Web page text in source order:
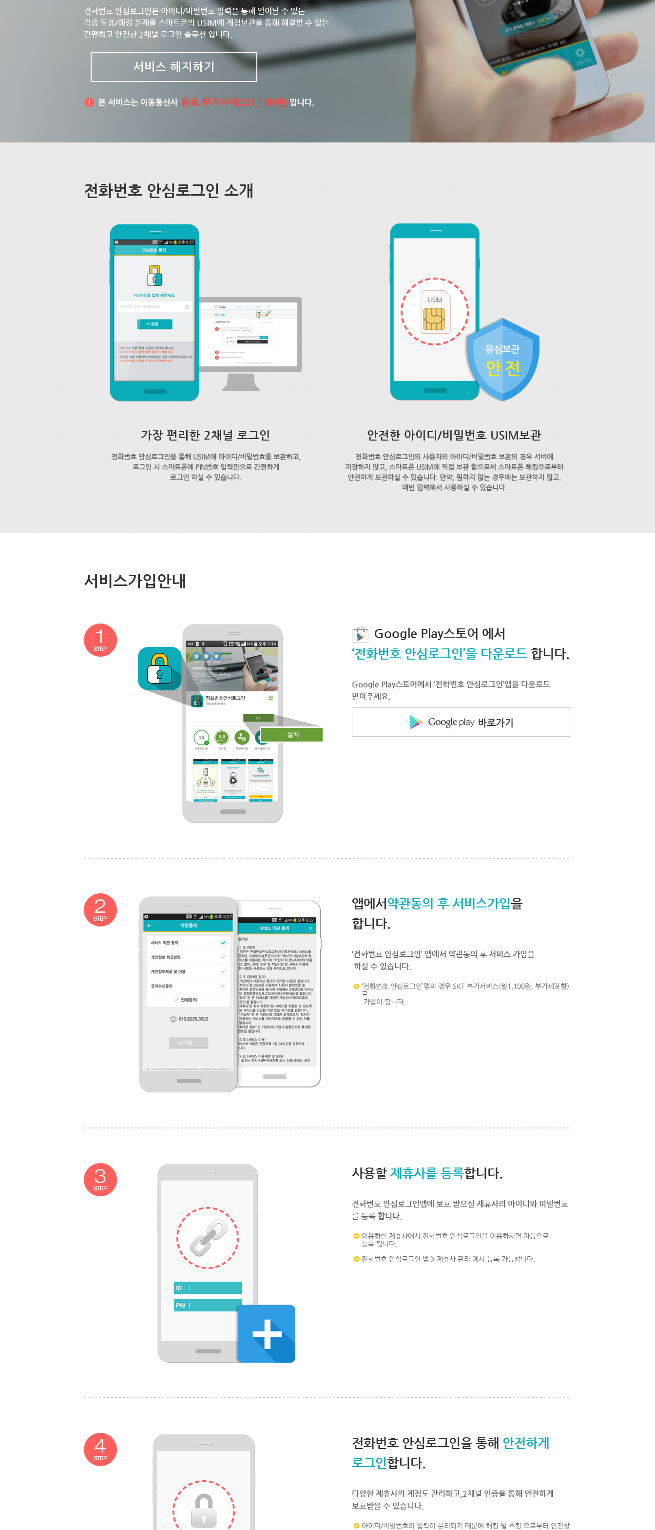
전화번호 안심로그인은 아이디/비밀번호 입력을 통해 일어날 수 있는
각종 도용/해킹 문제를 스마트폰의 USIM에 계정보관을 통해 해결할 수 있는
간편하고 안전한 2채널 로그인 솔루션 입니다.
서비스 해지하기
전화번호 안심로그인 소개
가장 편리한 2채널 로그인
전화번호 안심로그인을 통해 USIM에 아이디/비밀번호를 보관하고,
로그인 시 스마트폰에 PIN번호 입력만으로 간편하게
로그인 하실 수 있습니다.
안전한 아이디/비밀번호 USIM보관
전화번호 안심로그인의 사용자의 아이디/비밀번호 보관의 경우 서버에
저장하지 않고, 스마트폰 USIM에 직접 보관 함으로써 스마트폰 해킹으로부터
안전하게 보관하실 수 있습니다. 만약, 원하지 않는 경우에는 보관하지 않고,
매번 입력해서 사용하실 수 있습니다.
서비스가입안내
Google Play스토어 에서
‘전화번호 안심로그인’을 다운로드 합니다.
Google Play스토어에서 ‘전화번호 안심로그인’앱을 다운로드
받아주세요.
앱에서 약관동의 후 서비스가입을
합니다.
‘전화번호 안심로그인’ 앱에서 약관동의 후 서비스 가입을
하실 수 있습니다.
‘전화번호 안심로그인’앱의 경우 SKT 부가서비스(월1,100원, 부가세포함)
로
가입이 됩니다.
사용할 제휴사를 등록합니다.
전화번호 안심로그인앱에 보호 받으실 제휴사의 아이디와 비밀번호
를 등록 합니다.
이용하실 제휴사에서 전화번호 안심로그인을 이용하시면 자동으로
등록 됩니다.
전화번호 안심로그인 앱 > 제휴사 관리 에서 등록 가능합니다.
전화번호 안심로그인을 통해 안전하게
로그인합니다.
다양한 제휴사의 계정도 관리하고,2채널 인증을 통해 안전하게
보호받을 수 있습니다.
아이디/비밀번호의 입력이 분리되기 때문에 해킹 및 후킹 으로부터 안전할